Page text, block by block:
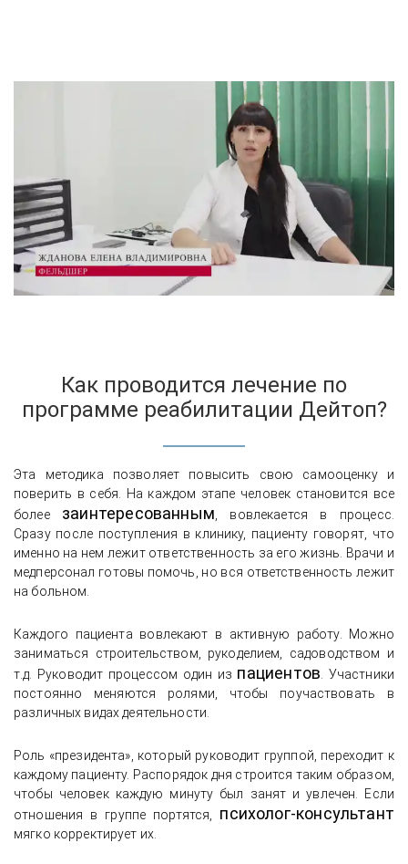
Как проводится лечение по
программе реабилитации Дейтоп?
Эта методика позволяет повысить свою самооценку и
поверить в себя. На каждом этапе человек становится все
более заинтересованным , вовлекается в процесс.
Сразу после поступления в клинику, пациенту говорят, что
именно на нем лежит ответственность за его жизнь. Врачи и
медперсонал готовы помочь, но вся ответственность лежит
на больном.
Каждого пациента вовлекают в активную работу. Можно
заниматься строительством, рукоделием, садоводством и
т.д. Руководит процессом один из пациентов . Участники
постоянно меняются ролями, чтобы поучаствовать в
различных видах деятельности.
Роль «президента», который руководит группой, переходит к
каждому пациенту. Распорядок дня строится таким образом,
чтобы человек каждую минуту был занят и увлечен. Если
отношения в группе портятся, психолог-консультант
мягко корректирует их.